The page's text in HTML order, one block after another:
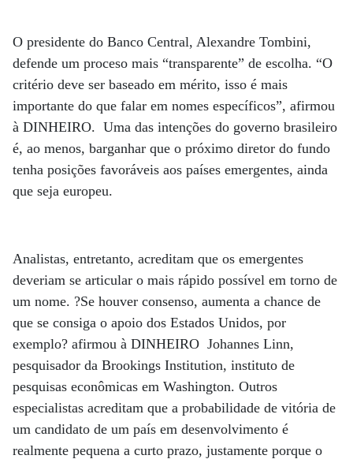
O presidente do Banco Central, Alexandre Tombini,
defende um proceso mais “transparente” de escolha. “O
critério deve ser baseado em mérito, isso é mais
importante do que falar em nomes específicos”, afirmou
à DINHEIRO. Uma das intenções do governo brasileiro
é, ao menos, barganhar que o próximo diretor do fundo
tenha posições favoráveis aos países emergentes, ainda
que seja europeu.
Analistas, entretanto, acreditam que os emergentes
deveriam se articular o mais rápido possível em torno de
um nome. ?Se houver consenso, aumenta a chance de
que se consiga o apoio dos Estados Unidos, por
exemplo? afirmou à DINHEIRO Johannes Linn,
pesquisador da Brookings Institution, instituto de
pesquisas econômicas em Washington. Outros
especialistas acreditam que a probabilidade de vitória de
um candidato de um país em desenvolvimento é
realmente pequena a curto prazo, justamente porque o